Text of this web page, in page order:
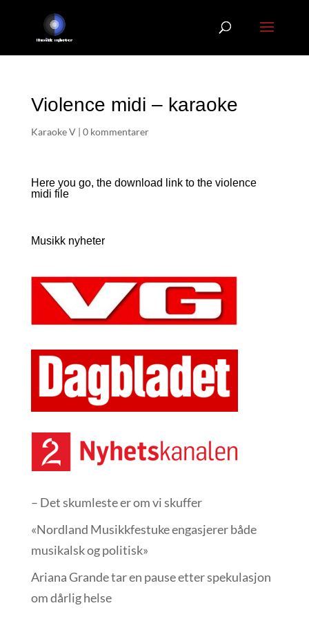
Violence midi – karaoke
Karaoke V| 0 kommentarer
Here you go, the download link to the violence
midi file
Musikk nyheter
– Det skumleste er om vi skuffer
«Nordland Musikkfest­uke engasjerer både
musikalsk og politisk»
Ariana Grande tar en pause etter spekulasjon
om dårlig helse